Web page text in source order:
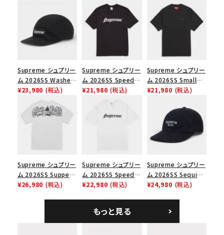
並び順
価格から探す
円 ～
在庫のない商品を表示する
絞り込んで検索する
Supreme シュプリー
ム 2026SS Washed
Chino Twill Camp
Cap ウォッシュド チ
ノツイル キャンプキャ
ップ ブラック
¥23,980 (税込)
Supreme シュプリー
ム 2026SS Speed
Tee スピードTシャツ
¥21,980 (税込)
Supreme シュプリー
ム 2026SS Small
Box Tee スモールボ
¥21,980 (税込)
Supreme シュプリー
ム 2026SS Supper
Tee サパーTシャツ
¥26,980 (税込)
Supreme シュプリー
ム 2026SS Speed
Tee スピードTシャツ
¥22,980 (税込)
Supreme シュプリー
ム 2026SS Sequin
Denim Classic
シックロゴ 6パネルキ
ャップ ブラック
¥24,980 (税込)
もっと見る